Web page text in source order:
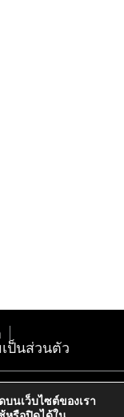
ป็นส่วนตัว
นเว็บไซต์ของเรา